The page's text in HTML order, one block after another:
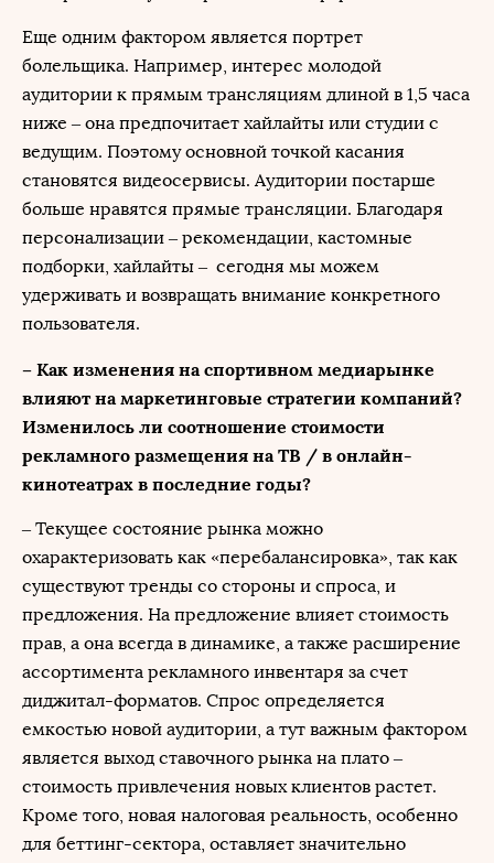
Еще одним фактором является портрет
болельщика. Например, интерес молодой
аудитории к прямым трансляциям длиной в 1,5 часа
ниже – она предпочитает хайлайты или студии с
ведущим. Поэтому основной точкой касания
становятся видеосервисы. Аудитории постарше
больше нравятся прямые трансляции. Благодаря
персонализации – рекомендации, кастомные
подборки, хайлайты – сегодня мы можем
удерживать и возвращать внимание конкретного
пользователя.
– Как изменения на спортивном медиарынке
влияют на маркетинговые стратегии компаний?
Изменилось ли соотношение стоимости
рекламного размещения на ТВ / в онлайн-
кинотеатрах в последние годы?
– Текущее состояние рынка можно
охарактеризовать как «перебалансировка», так как
существуют тренды со стороны и спроса, и
предложения. На предложение влияет стоимость
прав, а она всегда в динамике, а также расширение
ассортимента рекламного инвентаря за счет
диджитал-форматов. Спрос определяется
емкостью новой аудитории, а тут важным фактором
является выход ставочного рынка на плато –
стоимость привлечения новых клиентов растет.
Кроме того, новая налоговая реальность, особенно
для беттинг-сектора, оставляет значительно